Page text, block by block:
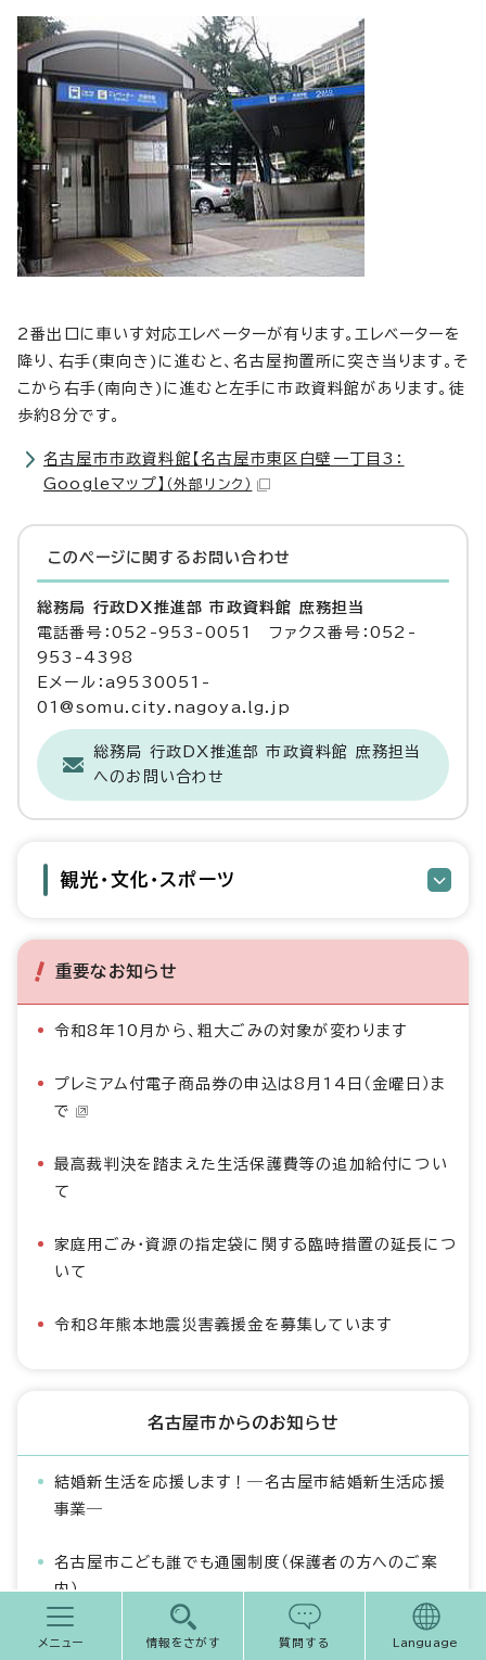
2番出口に車いす対応エレベーターが有ります。エレベーターを
降り、右手(東向き)に進むと、名古屋拘置所に突き当ります。そ
こから右手(南向き)に進むと左手に市政資料館があります。徒
歩約8分です。
名古屋市市政資料館【名古屋市東区白壁一丁目3：
Googleマップ】 （外部リンク）
このページに関する お問い合わせ
総務局 行政DX推進部 市政資料館 庶務担当
電話番号：052-953-0051 ファクス番号：052-
953-4398
Eメール：a9530051-
01@somu.city.nagoya.lg.jp
総務局 行政DX推進部 市政資料館 庶務担当
へのお問い合わせ
観光・文化・スポーツ
重要なお知らせ
令和8年10月から、粗大ごみの対象が変わります
プレミアム付電子商品券の申込は8月14日（金曜日）ま
で
最高裁判決を踏まえた生活保護費等の追加給付につい
て
家庭用ごみ・資源の指定袋に関する臨時措置の延長につ
いて
令和8年熊本地震災害義援金を募集しています
名古屋市からのお知らせ
結婚新生活を応援します！―名古屋市結婚新生活応援
事業―
名古屋市こども誰でも通園制度（保護者の方へのご案
内）
名古屋城現天守閣の記録を募集します
メニュー 情報をさがす 質問する Language